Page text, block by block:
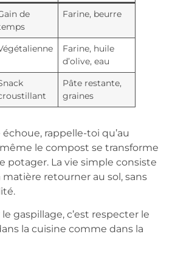
de
Farine, beurre
Farine, huile
d’olive, eau
Pâte restante,
graines
rappelle-toi qu’au
le compost se transforme
potager. La vie simple consiste
matière retourner au sol, sans
gaspillage, c’est respecter le
la cuisine comme dans la